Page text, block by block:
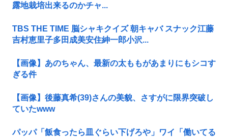
露地栽培出来るのかチャ...
TBS THE TIME 脳シャキクイズ 朝キャバ スナック江藤
吉村恵里子多田成美安住紳一郎小沢...
【画像】あのちゃん、最新の太ももがあまりにもシコす
ぎる件
【画像】後藤真希(39)さんの美貌、さすがに限界突破し
ていたwww
パッパ「飯食ったら皿ぐらい下げろや」ワイ「働いてる